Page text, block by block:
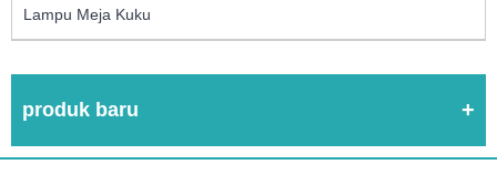
Lampu Meja Kuku
produk baru